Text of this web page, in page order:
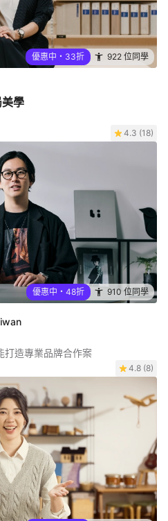
優惠中・33折 922 位同學
學
4.3 (18)
優惠中・48折 910 位同學
打造專業品牌合作案
4.8 (8)